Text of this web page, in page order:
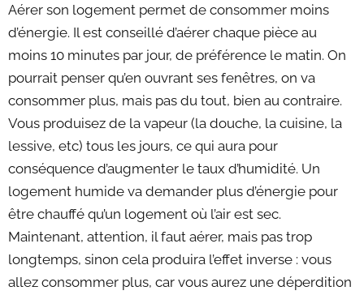
Aérer son logement permet de consommer moins
d’énergie. Il est conseillé d’aérer chaque pièce au
moins 10 minutes par jour, de préférence le matin. On
pourrait penser qu’en ouvrant ses fenêtres, on va
consommer plus, mais pas du tout, bien au contraire.
Vous produisez de la vapeur (la douche, la cuisine, la
lessive, etc) tous les jours, ce qui aura pour
conséquence d’augmenter le taux d’humidité. Un
logement humide va demander plus d’énergie pour
être chauffé qu’un logement où l’air est sec.
Maintenant, attention, il faut aérer, mais pas trop
longtemps, sinon cela produira l’effet inverse : vous
allez consommer plus, car vous aurez une déperdition